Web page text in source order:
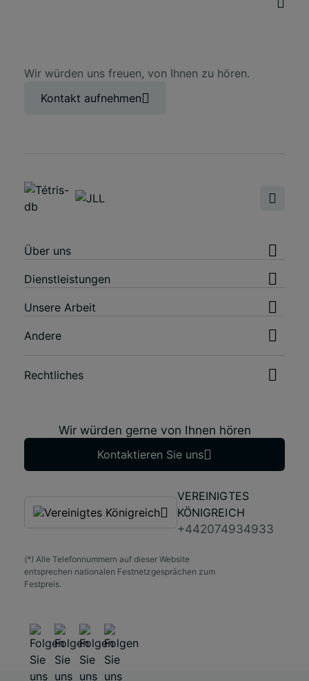
Wir würden uns freuen, von Ihnen zu hören.
Kontakt aufnehmen
Über uns
Dienstleistungen
Unsere Arbeit
Andere
Rechtliches
Wir würden gerne von Ihnen hören
Kontaktieren Sie uns
VEREINIGTES
KÖNIGREICH
+442074934933
(*) Alle Telefonnummern auf dieser Website
entsprechen nationalen Festnetzgesprächen zum
Festpreis.